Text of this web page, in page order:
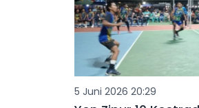
5 Juni 2026 20:29